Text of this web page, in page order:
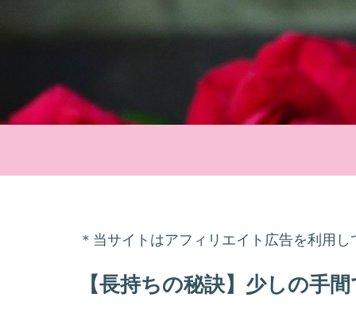
＊当サイトはアフィリエイト広告を利用し
【長持ちの秘訣】少しの手